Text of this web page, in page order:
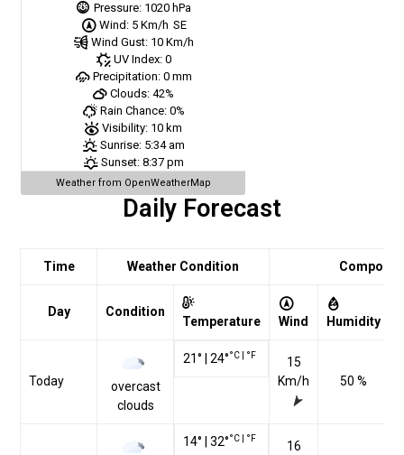
Pressure: 1020 hPa
Wind: 5 Km/h SE
Wind Gust: 10 Km/h
UV Index: 0
Precipitation: 0 mm
Clouds: 42%
Rain Chance: 0%
Visibility: 10 km
Sunrise: 5:34 am
Sunset: 8:37 pm
Weather from OpenWeatherMap
Daily Forecast
Time Weather Condition Comport
Day Condition
Temperature Wind Humidity
Today
overcast
clouds
21° 24°°C °F
15
Km/h
50 %
14° 32°°C °F
16